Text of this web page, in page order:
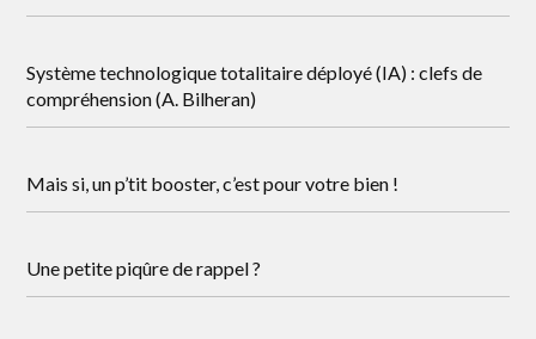
Système technologique totalitaire déployé (IA) : clefs de
compréhension (A. Bilheran)
Mais si, un p’tit booster, c’est pour votre bien !
Une petite piqûre de rappel ?